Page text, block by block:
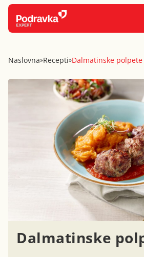
Naslovna»Recepti»Dalmatinske polpete
Dalmatinske